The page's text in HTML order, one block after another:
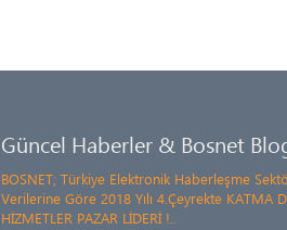
Güncel Haberler & Bosnet
BOSNET; Türkiye Elektronik Haberleşme
Verilerine Göre 2018 Yılı 4.Çeyrekte KATMA
HİZMETLER PAZAR LİDERİ !..